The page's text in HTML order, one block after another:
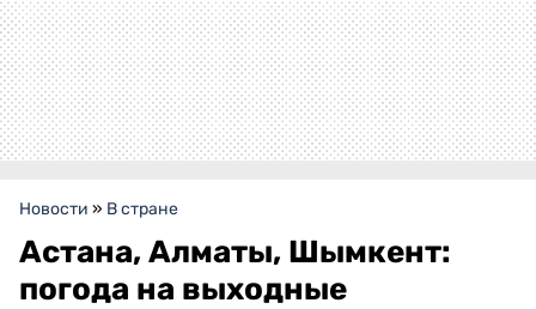
Новости » В стране
Астана, Алматы, Шымкент:
погода на выходные